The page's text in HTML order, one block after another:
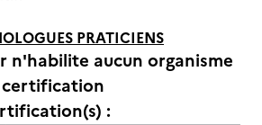
PRATICIENS
n'habilite aucun organisme
: